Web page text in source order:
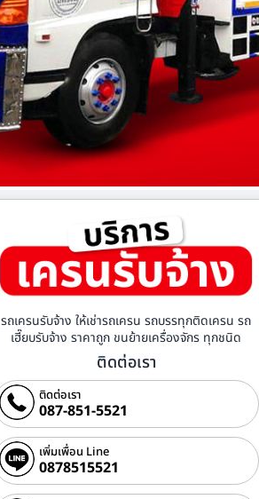
รถเครนรับจ้าง ให้เช่ารถเครน รถบรรทุกติดเครน รถ
เฮี๊ยบรับจ้าง ราคาถูก ขนย้ายเครื่องจักร ทุกชนิด
ติดต่อเรา
ติดต่อเรา
087-851-5521
เพิ่มเพื่อน Line
0878515521